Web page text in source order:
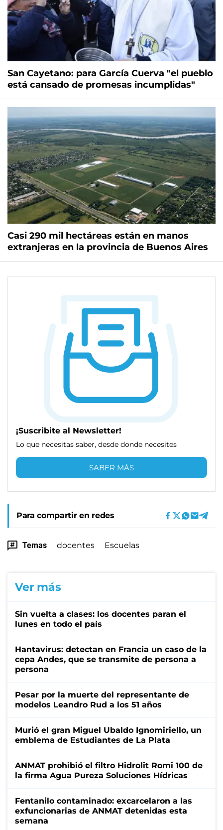
San Cayetano: para García Cuerva "el pueblo
está cansado de promesas incumplidas"
Casi 290 mil hectáreas están en manos
extranjeras en la provincia de Buenos Aires
¡Suscribite al Newsletter!
Lo que necesitas saber, desde donde necesites
SABER MÁS
Para compartir en redes
Temas docentes Escuelas
Ver más
Sin vuelta a clases: los docentes paran el
lunes en todo el país
Hantavirus: detectan en Francia un caso de la
cepa Andes, que se transmite de persona a
persona
Pesar por la muerte del representante de
modelos Leandro Rud a los 51 años
Murió el gran Miguel Ubaldo Ignomiriello, un
emblema de Estudiantes de La Plata
ANMAT prohibió el filtro Hidrolit Romi 100 de
la firma Agua Pureza Soluciones Hídricas
Fentanilo contaminado: excarcelaron a las
exfuncionarias de ANMAT detenidas esta
semana